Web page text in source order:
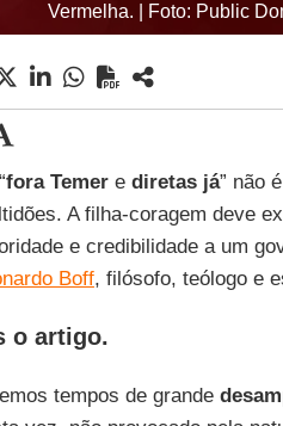
Vermelha. | Foto: Public
fora Temere diretas já” não
A filha-coragem deve
e credibilidade a um
Boff, filósofo, teólogo e
o artigo.
tempos de grande